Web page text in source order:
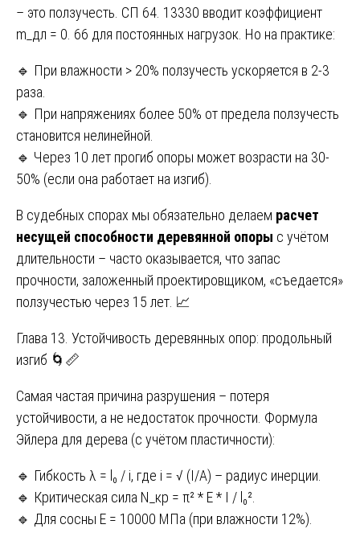
– это ползучесть. СП 64. 13330 вводит коэффициент
m_дл = 0. 66 для постоянных нагрузок. Но на практике:
🔹 При влажности > 20% ползучесть ускоряется в 2-3
раза.
🔹 При напряжениях более 50% от предела ползучесть
становится нелинейной.
🔹 Через 10 лет прогиб опоры может возрасти на 30-
50% (если она работает на изгиб).
В судебных спорах мы обязательно делаем расчет
несущей способности деревянной опоры с учётом
длительности – часто оказывается, что запас
прочности, заложенный проектировщиком, «съедается»
ползучестью через 15 лет. 📈
Глава 13. Устойчивость деревянных опор: продольный
изгиб 🌀📏
Самая частая причина разрушения – потеря
устойчивости, а не недостаток прочности. Формула
Эйлера для дерева (с учётом пластичности):
🔹 Гибкость λ = l₀ / i, где i = √ (I/A) – радиус инерции.
🔹 Критическая сила N_кр = π² * E * I / l₀².
🔹 Для сосны E = 10000 МПа (при влажности 12%).